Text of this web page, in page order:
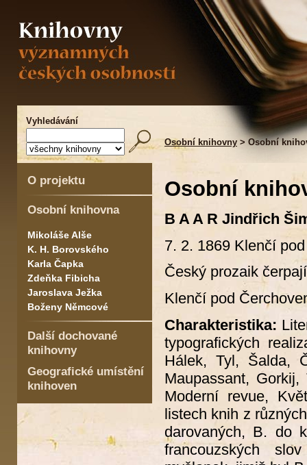
Vyhledávání
Osobní knihovny > Osobní
O projektu
Osobní knihovna
Mikoláše Alše
K. H. Borovského
Karla Čapka
Zdeňka Fibicha
Jaroslava Ježka
Boženy Němcové
Další dochované
knihovny
Geografické umístění
knihoven
Osobní
B A A R Jindřich
7. 2. 1869 Klenčí
Český prozaik
Klenčí pod
Charakteristika:
typografických
Hálek, Tyl, Šalda,
Maupassant,
Moderní revue,
listech knih z
darovaných, B. do
francouzských